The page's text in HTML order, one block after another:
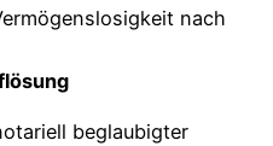
nach
beglaubigter